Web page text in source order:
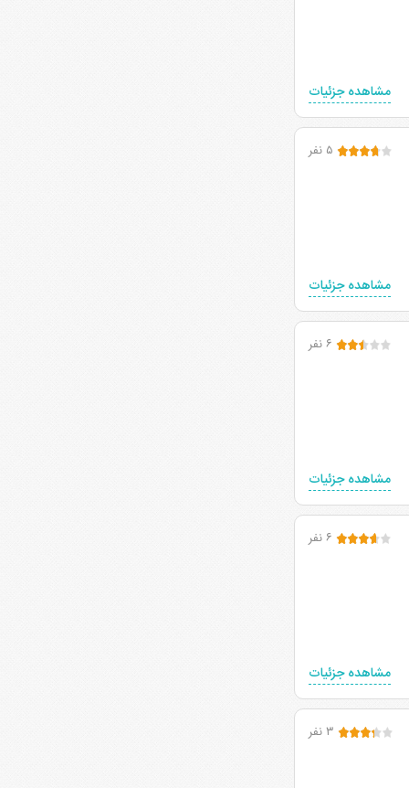
مشاهده جزئیات
۵ نفر
مشاهده جزئیات
۶ نفر
مشاهده جزئیات
۶ نفر
مشاهده جزئیات
۳ نفر